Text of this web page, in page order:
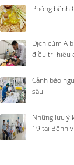
Phòng bệnh
Dịch cúm A
điều trị hiệu
Cảnh báo
sâu
Những lưu ý
19 tại Bệnh